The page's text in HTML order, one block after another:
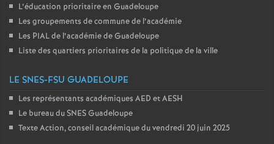
L’éducation prioritaire en Guadeloupe
Les groupements de commune de l’académie
Les PIAL de l’académie de Guadeloupe
Liste des quartiers prioritaires de la politique de la ville
LE SNES-FSU GUADELOUPE
Les représentants académiques AED et AESH
Le bureau du SNES Guadeloupe
Texte Action, conseil académique du vendredi 20 juin 2025